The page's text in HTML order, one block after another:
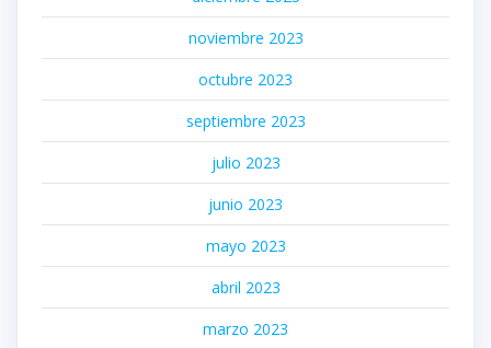
noviembre 2023
octubre 2023
septiembre 2023
julio 2023
junio 2023
mayo 2023
abril 2023
marzo 2023